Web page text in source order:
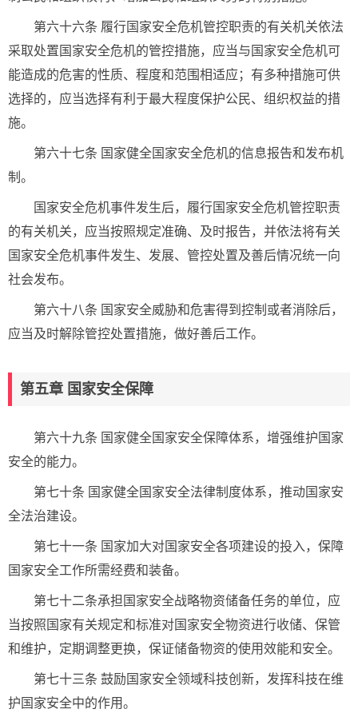
第六十六条 履行国家安全危机管控职责的有关机关依法
采取处置国家安全危机的管控措施，应当与国家安全危机可
能造成的危害的性质、程度和范围相适应；有多种措施可供
选择的，应当选择有利于最大程度保护公民、组织权益的措
施。
第六十七条 国家健全国家安全危机的信息报告和发布机
制。
国家安全危机事件发生后，履行国家安全危机管控职责
的有关机关，应当按照规定准确、及时报告，并依法将有关
国家安全危机事件发生、发展、管控处置及善后情况统一向
社会发布。
第六十八条 国家安全威胁和危害得到控制或者消除后，
应当及时解除管控处置措施，做好善后工作。
第五章 国家安全保障
第六十九条 国家健全国家安全保障体系，增强维护国家
安全的能力。
第七十条 国家健全国家安全法律制度体系，推动国家安
全法治建设。
第七十一条 国家加大对国家安全各项建设的投入，保障
国家安全工作所需经费和装备。
第七十二条承担国家安全战略物资储备任务的单位，应
当按照国家有关规定和标准对国家安全物资进行收储、保管
和维护，定期调整更换，保证储备物资的使用效能和安全。
第七十三条 鼓励国家安全领域科技创新，发挥科技在维
护国家安全中的作用。